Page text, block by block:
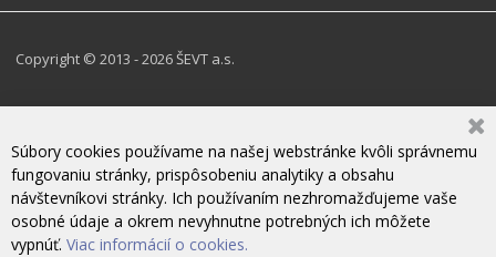
Copyright © 2013 - 2026 ŠEVT a.s.
Súbory cookies používame na našej webstránke kvôli správnemu
fungovaniu stránky, prispôsobeniu analytiky a obsahu
návštevníkovi stránky. Ich používaním nezhromažďujeme vaše
osobné údaje a okrem nevyhnutne potrebných ich môžete
vypnúť. Viac informácií o cookies.